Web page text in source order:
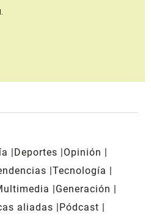
Deportes
Opinión
Tecnología
Generación
aliadas
Pódcast